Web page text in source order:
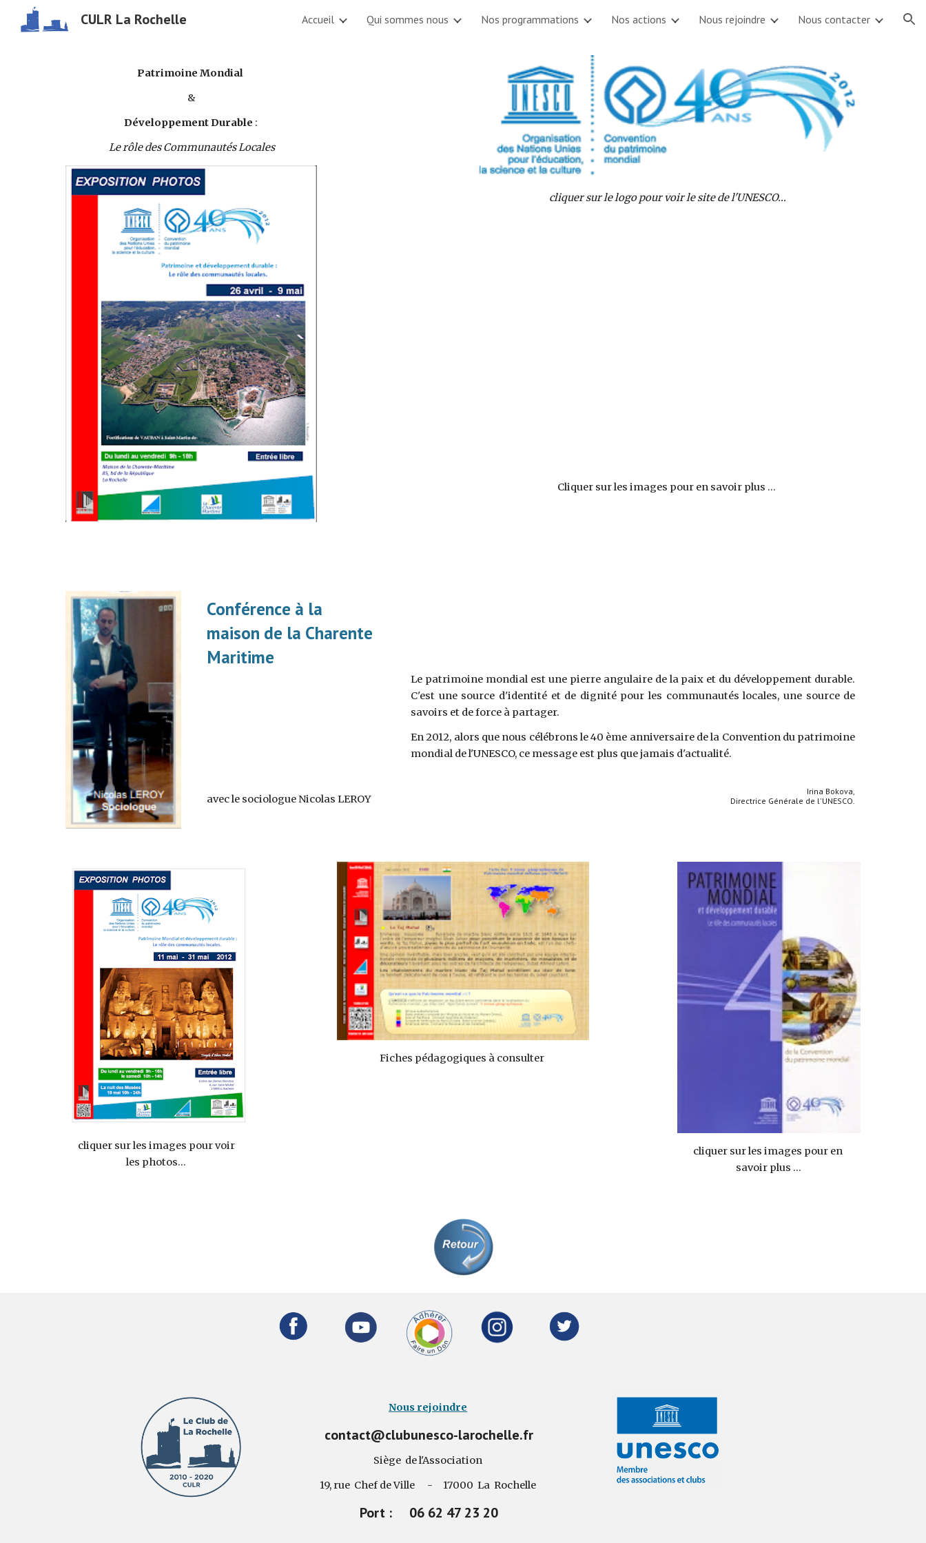
Skip to main content Skip to navigation
CULR La Rochelle Accueil Qui sommes nous Nos programmations Nos actions Nous rejoindre Nous contacter
Patrimoine Mondial
&
Développement Durable :
Le rôle des Communautés Locales
cliquer sur le logo pour voir le site de l'UNESCO...
Cliquer sur les images pour en savoir plus ...
Conférence à la
maison de la Charente
Maritime
avec le sociologue Nicolas LEROY
Le patrimoine mondial est une pierre angulaire de la paix et du développement durable.
C'est une source d'identité et de dignité pour les communautés locales, une source de
savoirs et de force à partager.
En 2012, alors que nous célébrons le 40 ème anniversaire de la Convention du patrimoine
mondial de l'UNESCO, ce message est plus que jamais d'actualité.
Irina Bokova,
Directrice Générale de l'UNESCO.
cliquer sur les images pour voir
les photos...
Fiches pédagogiques à consulter
cliquer sur les images pour en
savoir plus ...
Nous rejoindre
contact@clubunesco-larochelle.fr
Siège de l'Association
19, rue Chef de Ville - 17000 La Rochelle
Port : 06 62 47 23 20